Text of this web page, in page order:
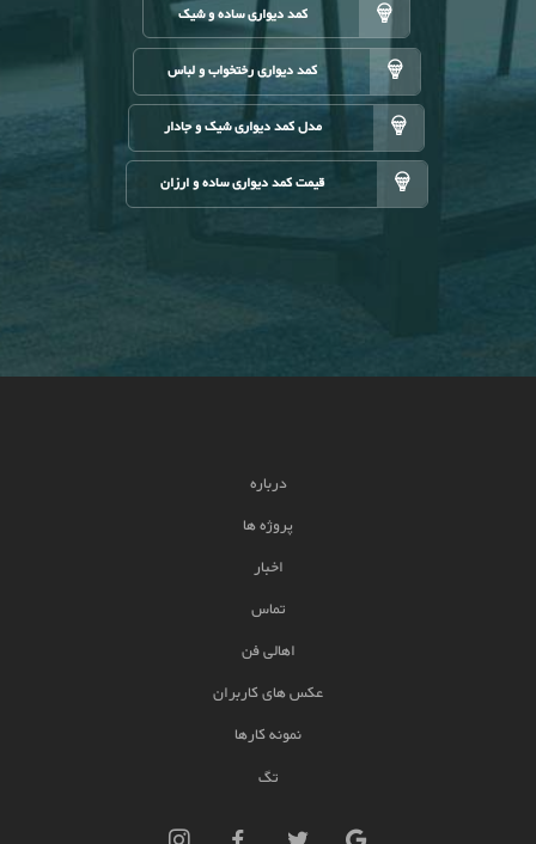
کمد دیواری ساده و شیک
کمد دیواری رختخواب و لباس
مدل کمد دیواری شیک و جادار
قیمت کمد دیواری ساده و ارزان
درباره
پروژه ها
اخبار
تماس
اهالی فن
عکس های کاربران
نمونه کارها
تگ